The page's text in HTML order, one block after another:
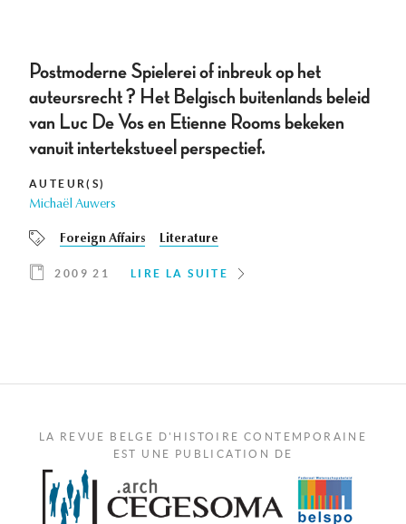
Postmoderne Spielerei of inbreuk op het
auteursrecht ? Het Belgisch buitenlands beleid
van Luc De Vos en Etienne Rooms bekeken
vanuit intertekstueel perspectief.
AUTEUR(S)
Michaël Auwers
Foreign Affairs Literature
2009 21 LIRE LA SUITE
LA REVUE BELGE D'HISTOIRE CONTEMPORAINE
EST UNE PUBLICATION DE